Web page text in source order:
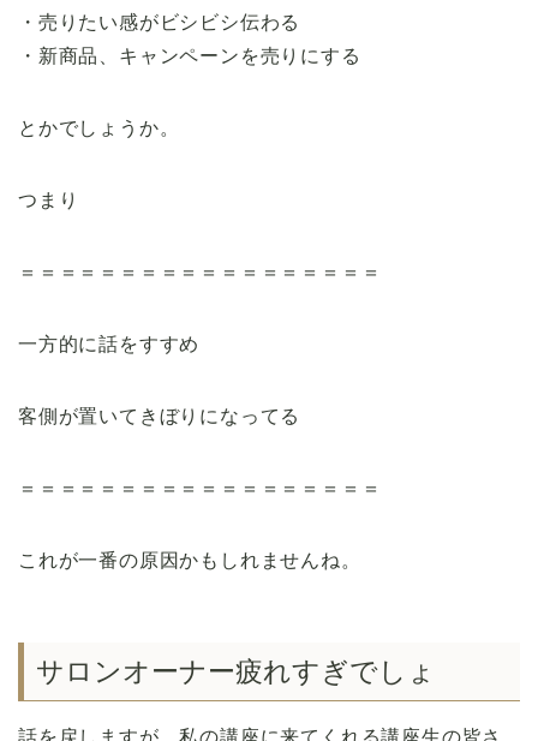
・売りたい感がビシビシ伝わる
・新商品、キャンペーンを売りにする
とかでしょうか。
つまり
＝＝＝＝＝＝＝＝＝＝＝＝＝＝＝＝＝＝
一方的に話をすすめ
客側が置いてきぼりになってる
＝＝＝＝＝＝＝＝＝＝＝＝＝＝＝＝＝＝
これが一番の原因かもしれませんね。
サロンオーナー疲れすぎでしょ
話を戻しますが、私の講座に来てくれる講座生の皆さ